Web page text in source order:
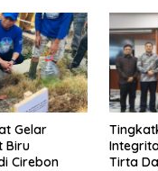
Gelar
Biru
Cirebon
Tirta